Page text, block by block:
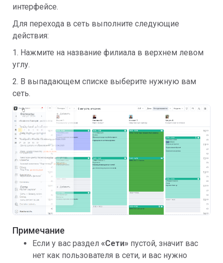
интерфейсе.
Для перехода в сеть выполните следующие
действия:
1. Нажмите на название филиала в верхнем левом
углу.
2. В выпадающем списке выберите нужную вам
сеть.
Примечание
Если у вас раздел «Сети» пустой, значит вас
нет как пользователя в сети, и вас нужно